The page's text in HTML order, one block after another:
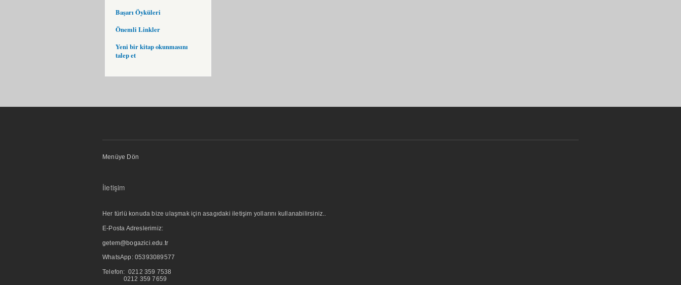
Başarı Öyküleri
Önemli Linkler
Yeni bir kitap okunmasını
talep et
Menüye Dön
İletişim
Her türlü konuda bize ulaşmak için asagıdaki iletişim yollarını kullanabilirsiniz..
E-Posta Adreslerimiz:
getem@bogazici.edu.tr
WhatsApp: 05393089577
Telefon: 0212 359 7538
0212 359 7659